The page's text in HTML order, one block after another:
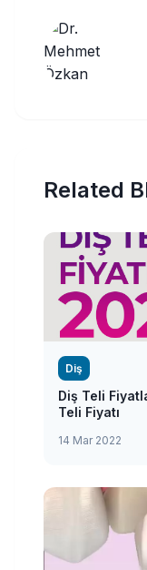
Related
Diş
Diş Teli
Teli Fiyatı
14 Mar 2022